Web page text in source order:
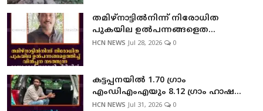
തമിഴ്നാട്ടില്‍നിന്ന് നിരോധിത
പുകയില ഉല്‍പന്നങ്ങളെത...
HCN NEWS Jul 28, 2026 0
കട്ടപ്പനയില്‍ 1.70 ഗ്രാം
എംഡിഎംഎയും 8.12 ഗ്രാം ഹാഷ...
HCN NEWS Jul 31, 2026 0